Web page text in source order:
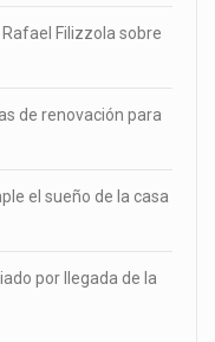
Filizzola sobre
de renovación para
el sueño de la casa
por llegada de la